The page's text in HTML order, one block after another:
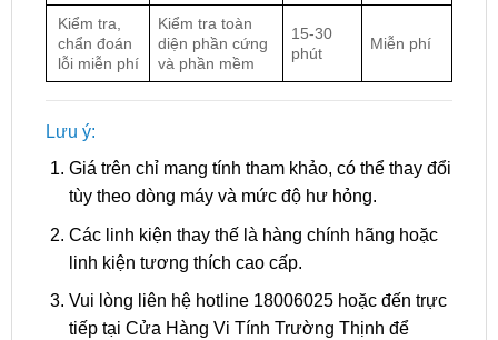
Kiểm tra,
chẩn đoán
lỗi miễn phí
Kiểm tra toàn
diện phần cứng
và phần mềm
15-30
phút
Miễn phí
Lưu ý:
Giá trên chỉ mang tính tham khảo, có thể thay đổi
tùy theo dòng máy và mức độ hư hỏng.
Các linh kiện thay thế là hàng chính hãng hoặc
linh kiện tương thích cao cấp.
Vui lòng liên hệ hotline 18006025 hoặc đến trực
tiếp tại Cửa Hàng Vi Tính Trường Thịnh để